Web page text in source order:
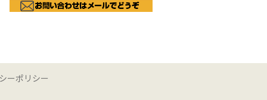
ーポリシー